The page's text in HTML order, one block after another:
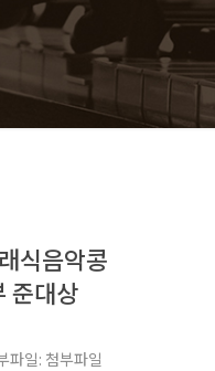
식음악콩
준대상
파일: 첨부파일